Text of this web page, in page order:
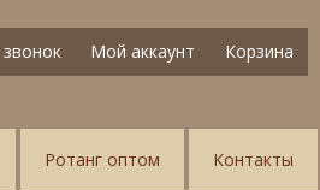
Мой аккаунт
Корзина
Ротанг оптом Контакты